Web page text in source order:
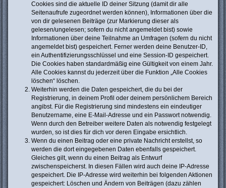
Cookies sind die aktuelle ID deiner Sitzung (damit dir alle
Seitenaufrufe zugeordnet werden können), Informationen über die
von dir gelesenen Beiträge (zur Markierung dieser als
gelesen/ungelesen; sofern du nicht angemeldet bist) sowie
Informationen über deine Teilnahme an Umfragen (sofern du nicht
angemeldet bist) gespeichert. Ferner werden deine Benutzer-ID,
ein Authentifizierungsschlüssel und eine Session-ID gespeichert.
Die Cookies haben standardmäßig eine Gültigkeit von einem Jahr.
Alle Cookies kannst du jederzeit über die Funktion „Alle Cookies
löschen“ löschen.
Weiterhin werden die Daten gespeichert, die du bei der
Registrierung, in deinem Profil oder deinem persönlichem Bereich
angibst. Für die Registrierung sind mindestens ein eindeutiger
Benutzername, eine E-Mail-Adresse und ein Passwort notwendig.
Wenn durch den Betreiber weitere Daten als notwendig festgelegt
wurden, so ist dies für dich vor deren Eingabe ersichtlich.
Wenn du einen Beitrag oder eine private Nachricht erstellst, so
werden die dort eingegebenen Daten ebenfalls gespeichert.
Gleiches gilt, wenn du einen Beitrag als Entwurf
zwischenspeicherst. In diesen Fällen wird auch deine IP-Adresse
gespeichert. Die IP-Adresse wird weiterhin bei folgenden Aktionen
gespeichert: Löschen und Ändern von Beiträgen (dazu zählen